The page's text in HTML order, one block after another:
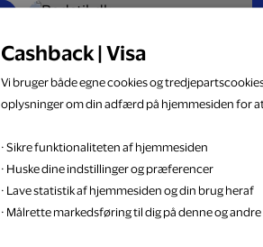
Badstil.dk
Webshop Bolig & have
Cashback | Visa
Vi bruger både egne cookies og
oplysninger om din adfærd på hjemmesiden for
· Sikre funktionaliteten af hjemmesiden
· Huske dine indstillinger og præferencer
· Lave statistik af hjemmesiden og din brug heraf
· Målrette markedsføring til dig på denne og